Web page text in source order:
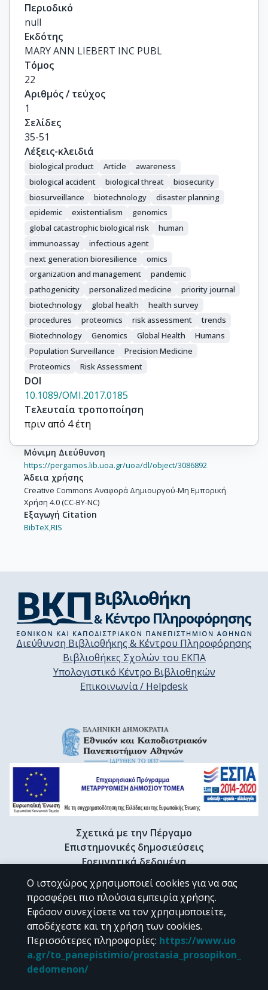
Περιοδικό
null
Εκδότης
MARY ANN LIEBERT INC PUBL
Τόμος
22
Αριθμός / τεύχος
1
Σελίδες
35-51
Λέξεις-κλειδιά
biological product Article
awareness
biological accident
biological threat
biosecurity
biosurveillance
biotechnology
disaster planning
epidemic
existentialism
genomics
global catastrophic biological risk
human
immunoassay
infectious agent
next generation bioresilience
omics
organization and management
pandemic
pathogenicity
personalized medicine
priority journal
biotechnology
global health
health survey
procedures
proteomics risk assessment
trends
Biotechnology
Genomics Global Health
Humans
Population Surveillance
Precision Medicine
Proteomics
Risk Assessment
DOI
10.1089/OMI.2017.0185
Τελευταία τροποποίηση
πριν από 4 έτη
Μόνιμη Διεύθυνση
https://pergamos.lib.uoa.gr/uoa/dl/object/3086892
Άδεια χρήσης
Creative Commons Αναφορά Δημιουργού-Μη Εμπορική
Χρήση 4.0 (CC-BY-NC)
Εξαγωγή Citation
BibTeX,RIS
Διεύθυνση Βιβλιοθήκης & Κέντρου Πληροφόρησης
Βιβλιοθήκες Σχολών του ΕΚΠΑ
Υπολογιστικό Κέντρο Βιβλιοθηκών
Επικοινωνία / Helpdesk
Σχετικά με την Πέργαμο
Επιστημονικές δημοσιεύσεις
Ερευνητικά δεδομένα
Διδακτορικές διατριβές & Γκρίζα βιβλιογραφία
Προφίλ Ερευνητή
CC BY-NC 4.0
Εκτός αν αναφέρεται διαφορετικά, το υλικό της "Περγάμου" διατίθεται
Ο ιστοχώρος χρησιμοποιεί cookies για να σας
προσφέρει πιο πλούσια εμπειρία χρήσης.
Εφόσον συνεχίσετε να τον χρησιμοποιείτε,
αποδέχεστε και τη χρήση των cookies.
Περισσότερες πληροφορίες: https://www.uo
a.gr/to_panepistimio/prostasia_prosopikon_
dedomenon/